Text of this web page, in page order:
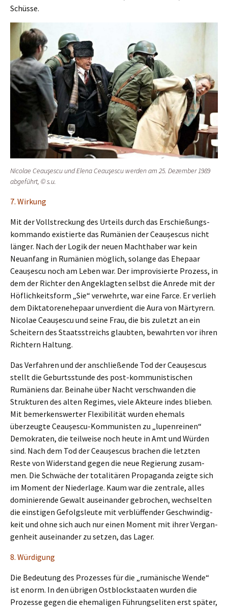
Schüsse.
Nicolae Ceauşes­cu und Elena Ceauşes­cu werden am 25. Dezem­ber 1989
abgeführt, © s.u.
7. Wirkung
Mit der Vollstre­ckung des Urteils durch das Erschie­ßungs­
kom­man­do existier­te das Rumäni­en der Ceaușes­cus nicht
länger. Nach der Logik der neuen Macht­ha­ber war kein
Neuan­fang in Rumäni­en möglich, solan­ge das Ehepaar
Ceaușes­cu noch am Leben war. Der impro­vi­sier­te Prozess, in
dem der Richter den Angeklag­ten selbst die Anrede mit der
Höflich­keits­form „Sie“ verwehr­te, war eine Farce. Er verlieh
dem Dikta­to­ren­ehe­paar unver­dient die Aura von Märty­rern.
Nicolae Ceaușes­cu und seine Frau, die bis zuletzt an ein
Schei­tern des Staats­streichs glaub­ten, bewahr­ten vor ihren
Richtern Haltung.
Das Verfah­ren und der anschlie­ßen­de Tod der Ceaușes­cus
stellt die Geburts­stun­de des post-kommu­nis­ti­schen
Rumäni­ens dar. Beina­he über Nacht verschwan­den die
Struk­tu­ren des alten Regimes, viele Akteu­re indes blieben.
Mit bemer­kens­wer­ter Flexi­bi­li­tät wurden ehemals
überzeug­te Ceaușes­cu-Kommu­nis­ten zu „lupen­rei­nen“
Demokra­ten, die teilwei­se noch heute in Amt und Würden
sind. Nach dem Tod der Ceaușes­cus brachen die letzten
Reste von Wider­stand gegen die neue Regie­rung zusam­
men. Die Schwä­che der totali­tä­ren Propa­gan­da zeigte sich
im Moment der Nieder­la­ge. Kaum war die zentra­le, alles
dominie­ren­de Gewalt ausein­an­der gebro­chen, wechsel­ten
die einsti­gen Gefolgs­leu­te mit verblüf­fen­der Geschwin­dig­
keit und ohne sich auch nur einen Moment mit ihrer Vergan­
gen­heit ausein­an­der zu setzen, das Lager.
8. Würdi­gung
Die Bedeu­tung des Prozes­ses für die „rumäni­sche Wende“
ist enorm. In den übrigen Ostblock­staa­ten wurden die
Prozes­se gegen die ehema­li­gen Führungs­eli­ten erst später,